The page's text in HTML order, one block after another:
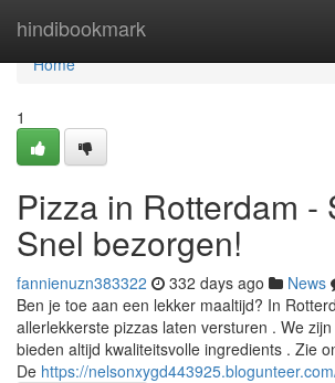
hindibookmark
Home
Home
1
Pizza in Rotterdam -
Snel bezorgen!
fannienuzn383322 332 days ago News
Ben je toe aan een lekker maaltijd? In
allerlekkerste pizzas laten versturen . We
bieden altijd kwaliteitsvolle ingredients . Zie
De https://